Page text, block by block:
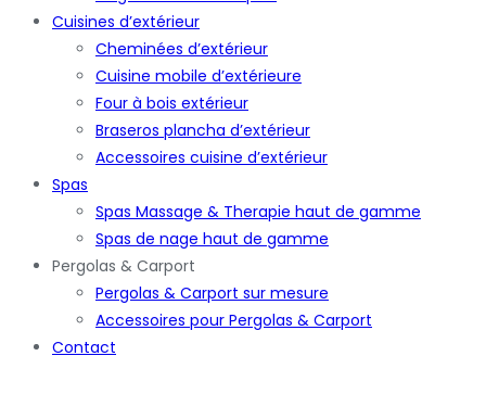
Cuisines d’extérieur
Cheminées d’extérieur
Cuisine mobile d’extérieure
Four à bois extérieur
Braseros plancha d’extérieur
Accessoires cuisine d’extérieur
Spas
Spas Massage & Therapie haut de gamme
Spas de nage haut de gamme
Pergolas & Carport
Pergolas & Carport sur mesure
Accessoires pour Pergolas & Carport
Contact